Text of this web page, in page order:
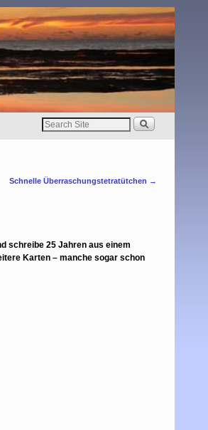
Schnelle Überraschungstetratütchen →
schreibe 25 Jahren aus einem
Karten – manche sogar schon